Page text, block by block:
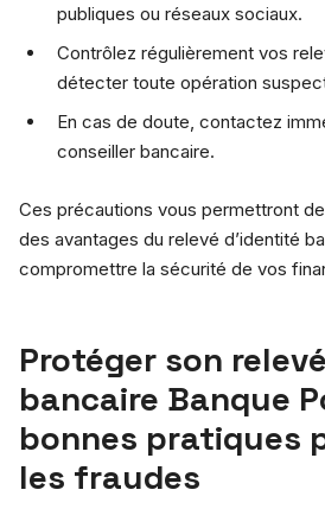
publiques ou réseaux sociaux.
Contrôlez régulièrement vos
détecter toute opération
En cas de doute, contactez
conseiller bancaire.
Ces précautions vous permettront
des avantages du relevé d’identité
compromettre la sécurité de vos
Protéger son
bancaire Banque
bonnes pratiques
les fraudes